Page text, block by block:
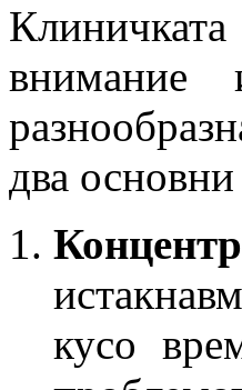
внимание
два
кусо